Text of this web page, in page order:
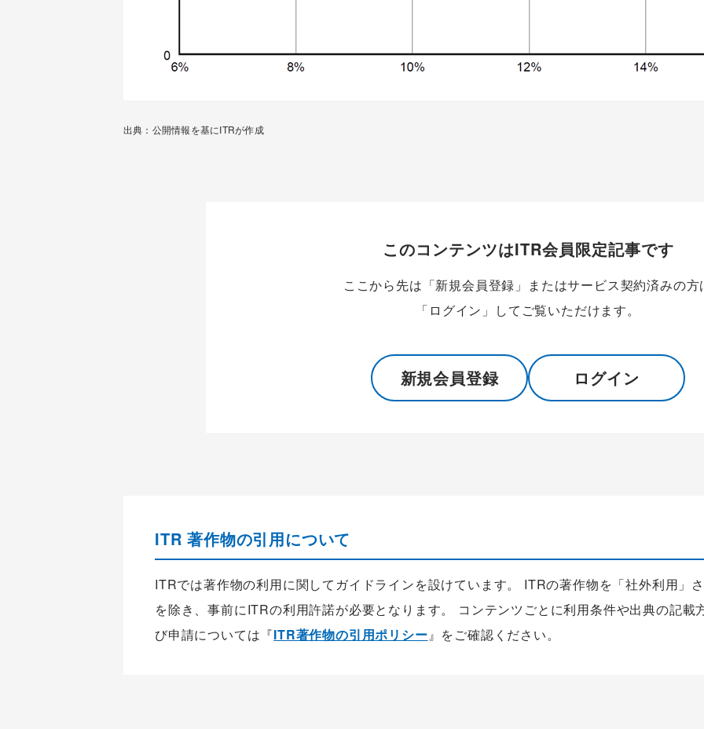
出典：公開情報を基にITRが作成
このコンテンツはITR会員限定記事です
ここから先は「新規会員登録」またはサービス契約済みの方
「ログイン」してご覧いただけます。
新規会員登録 ログイン
ITR 著作物の引用について
ITRでは著作物の利用に関してガイドラインを設けています。 ITRの著作物を「社外利用」
を除き、事前にITRの利用許諾が必要となります。 コンテンツごとに利用条件や出典の記載
び申請については『ITR著作物の引用ポリシー』をご確認ください。